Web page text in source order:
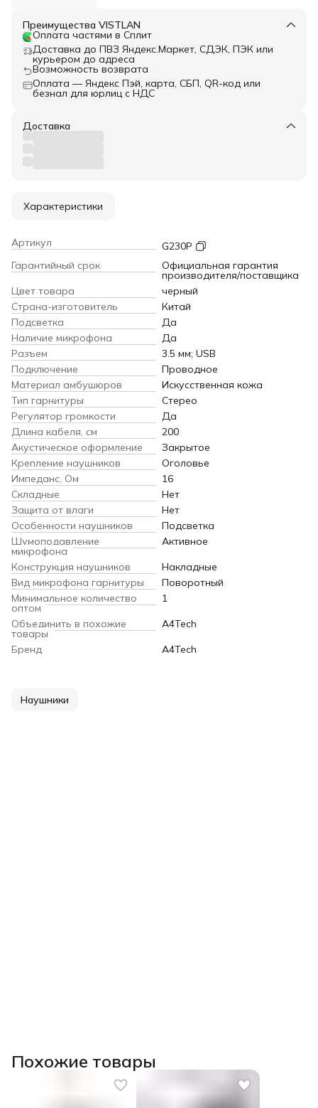
Преимущества VISTLAN
Оплата частями в Сплит
Доставка до ПВЗ Яндекс.Маркет, СДЭК, ПЭК или
курьером до адреса
Возможность возврата
Оплата — Яндекс Пэй, карта, СБП, QR-код или
безнал для юрлиц с НДС
Доставка
Характеристики
Артикул
G230P
Гарантийный срок
Официальная гарантия
производителя/поставщика
Цвет товара
черный
Страна-изготовитель
Китай
Подсветка
Да
Наличие микрофона
Да
Разъем
3.5 мм; USB
Подключение
Проводное
Материал амбушюров
Искусственная кожа
Тип гарнитуры
Стерео
Регулятор громкости
Да
Длина кабеля, см
200
Акустическое оформление
Закрытое
Крепление наушников
Оголовье
Импеданс, Ом
16
Складные
Нет
Защита от влаги
Нет
Особенности наушников
Подсветка
Шумоподавление
микрофона
Активное
Конструкция наушников
Накладные
Вид микрофона гарнитуры
Поворотный
Минимальное количество
оптом
1
Объединить в похожие
товары
A4Tech
Бренд
A4Tech
Наушники
Похожие товары